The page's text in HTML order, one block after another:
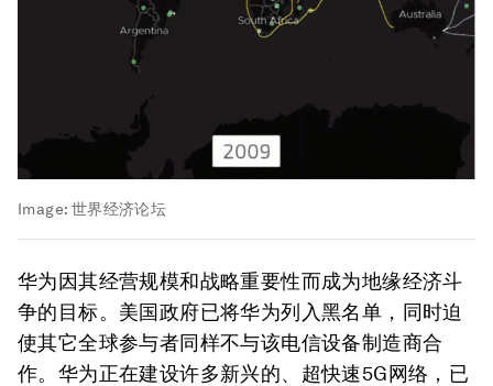
Image: 世界经济论坛
华为因其经营规模和战略重要性而成为地缘经济斗
争的目标。美国政府已将华为列入黑名单，同时迫
使其它全球参与者同样不与该电信设备制造商合
作。华为正在建设许多新兴的、超快速5G网络，已